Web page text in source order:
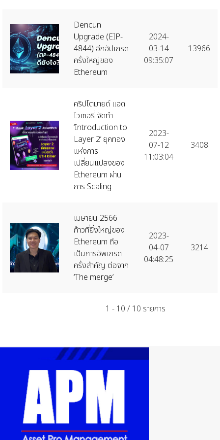
Dencun
Upgrade (EIP-
4844) อีกอัปเกรด
ครั้งใหญ่ของ
Ethereum
2024-
03-14
09:35:07
13966
คริปโตมายด์ แอด
ไวเซอรี่ จัดทำ
‘Introduction to
Layer 2’ ยุคทอง
แห่งการ
เปลี่ยนแปลงของ
Ethereum ผ่าน
การ Scaling
2023-
07-12
11:03:04
3408
เมษายน 2566
ก้าวที่ยิ่งใหญ่ของ
Ethereum ถือ
เป็นการอัพเกรด
ครั้งสำคัญ ต่อจาก
‘The merge’
2023-
04-07
04:48:25
3214
1 - 10 / 10 รายการ